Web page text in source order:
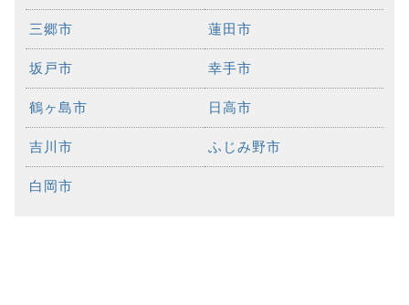
三郷市 蓮田市
坂戸市 幸手市
鶴ヶ島市 日高市
吉川市 ふじみ野市
白岡市